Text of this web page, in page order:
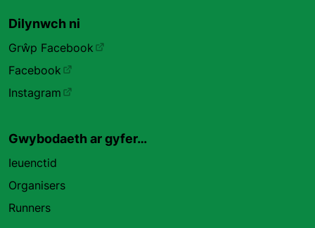
Dilynwch ni
Grŵp Facebook
Facebook
Instagram
Gwybodaeth ar gyfer…
Ieuenctid
Organisers
Runners